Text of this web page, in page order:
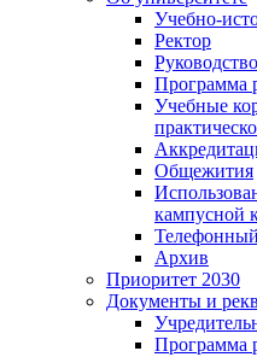
Учебно-
Ректор
Руководство
Программа
Учебные
Общежития
кампусной
Архив
Приоритет 2030
Документы и
Программа